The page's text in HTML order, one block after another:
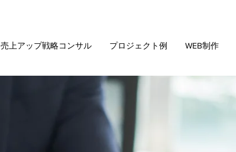
売上アップ戦略コンサル プロジェクト例 WEB制作